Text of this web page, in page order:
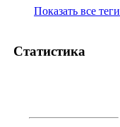
Показать все теги
Статистика